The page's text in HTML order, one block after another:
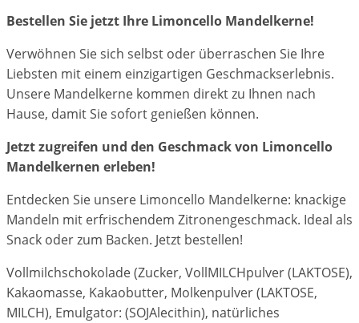
Bestellen Sie jetzt Ihre Limoncello Mandelkerne!
Verwöhnen Sie sich selbst oder überraschen Sie Ihre
Liebsten mit einem einzigartigen Geschmackserlebnis.
Unsere Mandelkerne kommen direkt zu Ihnen nach
Hause, damit Sie sofort genießen können.
Jetzt zugreifen und den Geschmack von Limoncello
Mandelkernen erleben!
Entdecken Sie unsere Limoncello Mandelkerne: knackige
Mandeln mit erfrischendem Zitronengeschmack. Ideal als
Snack oder zum Backen. Jetzt bestellen!
Vollmilchschokolade (Zucker, VollMILCHpulver (LAKTOSE),
Kakaomasse, Kakaobutter, Molkenpulver (LAKTOSE,
MILCH), Emulgator: (SOJAlecithin), natürliches